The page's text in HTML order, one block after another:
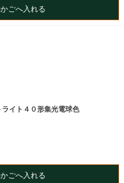
ごへ入れる
イト４０形集光電球色
ごへ入れる